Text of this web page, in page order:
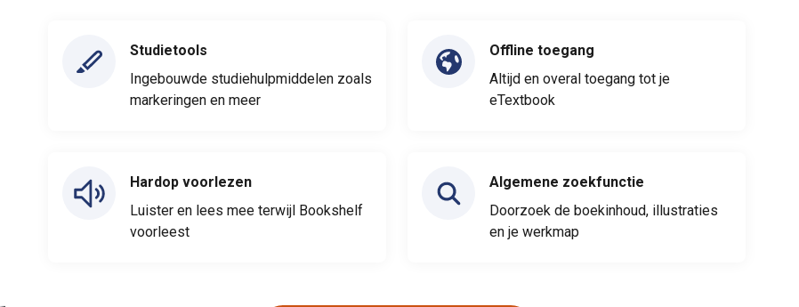
Studietools
Ingebouwde studiehulpmiddelen zoals
markeringen en meer
Hardop voorlezen
Luister en lees mee terwijl Bookshelf
voorleest
Offline toegang
Altijd en overal toegang tot je
eTextbook
Algemene zoekfunctie
Doorzoek de boekinhoud, illustraties
en je werkmap